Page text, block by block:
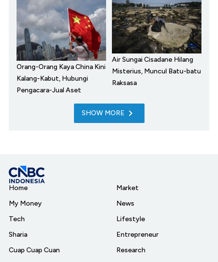
Orang-Orang Kaya China Kini
Kalang-Kabut, Hubungi
Pengacara-Jual Aset
Air Sungai Cisadane Hilang
Misterius, Muncul Batu-batu
Raksasa
SHOW MORE
Home
My Money
Tech
Sharia
Cuap Cuap Cuan
Market
News
Lifestyle
Entrepreneur
Research